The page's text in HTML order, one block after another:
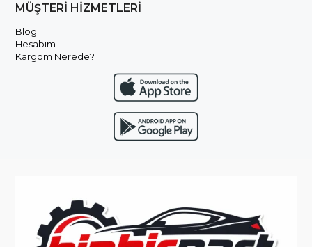
MÜŞTERİ HİZMETLERİ
Blog
Hesabım
Kargom Nerede?